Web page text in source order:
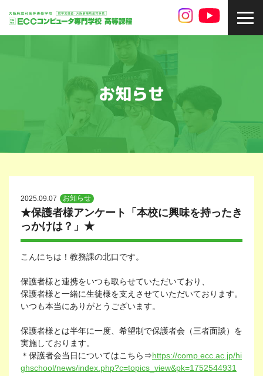
お知らせ
2025.09.07 お知らせ
★保護者様アンケート「本校に興味を持ったき
っかけは？」★
こんにちは！教務課の北口です。
保護者様と連携をいつも取らせていただいており、
保護者様と一緒に生徒様を支えさせていただいております。
いつも本当にありがとうございます。
保護者様とは半年に一度、希望制で保護者会（三者面談）を
実施しております。
＊保護者会当日についてはこちら⇒https://comp.ecc.ac.jp/hi
ghschool/news/index.php?c=topics_view&pk=1752544931